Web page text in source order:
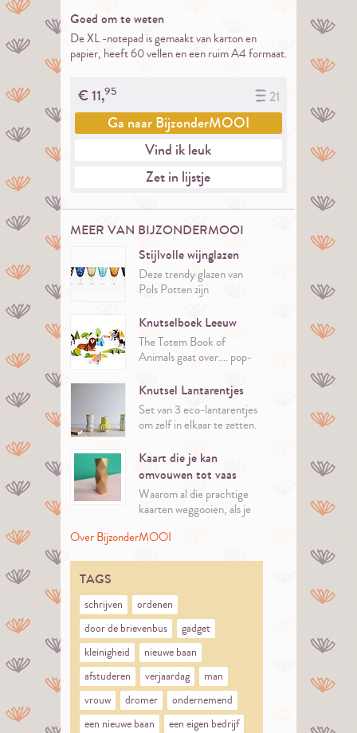
Goed om te weten
De XL -notepad is gemaakt van karton en
papier, heeft 60 vellen en een ruim A4 formaat.
21
€11,95
Ga naarBijzonderMOOI
Vind ik leuk
Zet in lijstje
MEER VAN BIJZONDERMOOI
Stijlvolle wijnglazen
Deze trendy glazen van
Pols Potten zijn
Ze zijn niet alleen geschikt
voor wijn, maar ook voor
niet-alcoholische dranken
en cocktails. Het is een
verschillende retrokleuren
en dessins.
Knutselboek Leeuw
The Totem Book of
Animals gaat over.... pop-
Knutsel Lantarentjes
Set van 3 eco-lantarentjes
om zelf in elkaar te zetten.
Kaart die je kan
omvouwen tot vaas
Waarom al die prachtige
kaarten weggooien, als je
Over BijzonderMOOI
TAGS
schrijven
ordenen
door de brievenbus
gadget
kleinigheid
nieuwe baan
afstuderen
verjaardag
man
vrouw
dromer
ondernemend
een nieuwe baan
een eigen bedrijf